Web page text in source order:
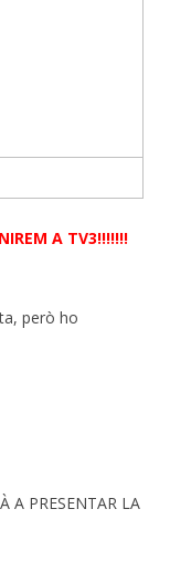
A TV3!!!!!!!
però ho
A PRESENTAR LA